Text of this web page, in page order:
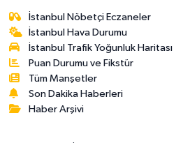
İstanbul Nöbetçi Eczaneler
İstanbul Hava Durumu
İstanbul Trafik Yoğunluk Haritası
Puan Durumu ve Fikstür
Tüm Manşetler
Son Dakika Haberleri
Haber Arşivi